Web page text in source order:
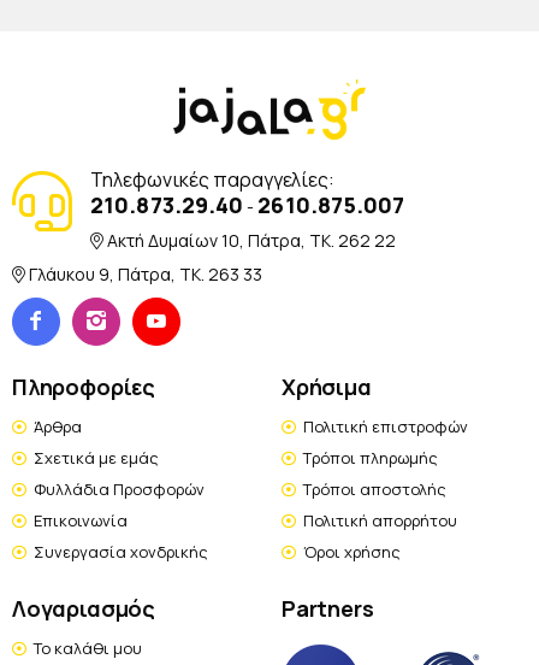
Τηλεφωνικές παραγγελίες:
210.873.29.40 - 2610.875.007
Ακτή Δυμαίων 10, Πάτρα, TK. 262 22
Γλάυκου 9, Πάτρα, TK. 263 33
Πληροφορίες
Άρθρα
Σχετικά με εμάς
Φυλλάδια Προσφορών
Επικοινωνία
Συνεργασία χονδρικής
Χρήσιμα
Πολιτική επιστροφών
Τρόποι πληρωμής
Τρόποι αποστολής
Πολιτική απορρήτου
Όροι χρήσης
Λογαριασμός
Το καλάθι μου
Partners